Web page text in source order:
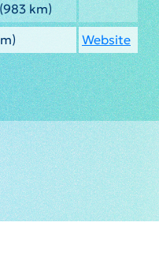
km)
Website